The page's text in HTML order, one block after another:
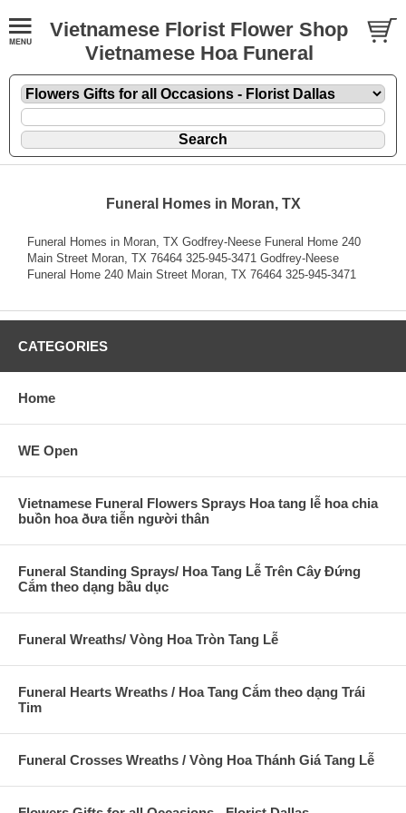
Vietnamese Florist Flower Shop
Vietnamese Hoa Funeral
Funeral Homes in Moran, TX
Funeral Homes in Moran, TX Godfrey-Neese Funeral Home 240
Main Street Moran, TX 76464 325-945-3471 Godfrey-Neese
Funeral Home 240 Main Street Moran, TX 76464 325-945-3471
CATEGORIES
Home
WE Open
Vietnamese Funeral Flowers Sprays Hoa tang lễ hoa chia
buồn hoa ðưa tiễn người thân
Funeral Standing Sprays/ Hoa Tang Lễ Trên Cây Đứng
Cắm theo dạng bầu dục
Funeral Wreaths/ Vòng Hoa Tròn Tang Lễ
Funeral Hearts Wreaths / Hoa Tang Cắm theo dạng Trái
Tim
Funeral Crosses Wreaths / Vòng Hoa Thánh Giá Tang Lễ